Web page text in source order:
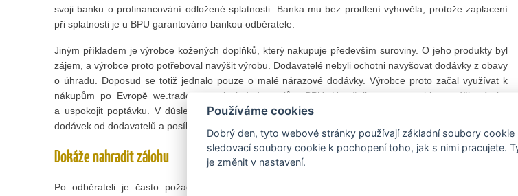
svoji banku o profinancování odložené splatnosti. Banka mu bez prodlení vyhověla, protože zaplacení
při splatnosti je u BPU garantováno bankou odběratele.
Jiným příkladem je výrobce kožených doplňků, který nakupuje především suroviny. O jeho produkty byl
zájem, a výrobce proto potřeboval navýšit výrobu. Dodavatelé nebyli ochotni navyšovat dodávky z obavy
o úhradu. Doposud se totiž jednalo pouze o malé nárazové dodávky. Výrobce proto začal využívat k
nákupům po Evropě we.trade a poskytl dodavatelům BPU. Umožnilo mu to rychle navýšit výrobu
a uspokojit poptávku. V důsledku došlo k dvojnásobnému navýšení výroby, trojnásobnému navýšení
dodávek od dodavatelů a posílení vzájemných vztahů.
Dokáže nahradit zálohu
Po odběrateli je často požadována záloha, aby měl dodavatel „záruku“ solidnosti objednávky. V
Používáme cookies
Dobrý den, tyto webové stránky používají základní soubory
sledovací soubory cookie k pochopení toho, jak s nimi pracujete.
je změnit v nastavení.